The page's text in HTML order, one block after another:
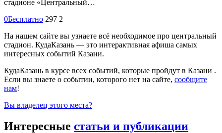
стадионе «Центральный…
0Бесплатно 297 2
На нашем сайте вы узнаете всё необходимое про центральный
стадион. КудаКазань — это интерактивная афиша самых
интересных событий Казани.
КудаКазань в курсе всех событий, которые пройдут в Казани .
Если вы знаете о событии, которого нет на сайте, сообщите
нам!
Вы владелец этого места?
Интересные статьи и публикации